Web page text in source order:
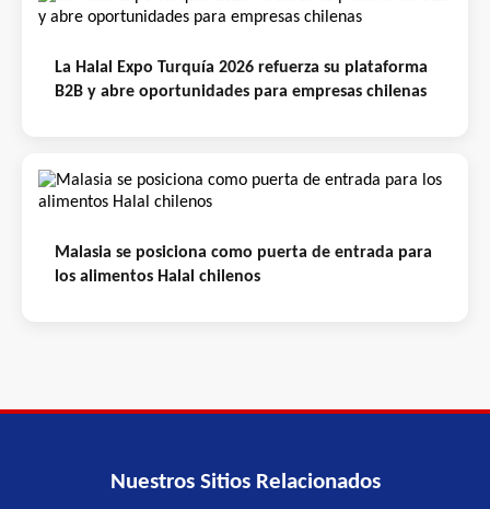
La Halal Expo Turquía 2026 refuerza su plataforma
B2B y abre oportunidades para empresas chilenas
Malasia se posiciona como puerta de entrada para
los alimentos Halal chilenos
Nuestros Sitios Relacionados